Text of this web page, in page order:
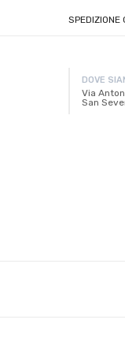
SPEDIZIONE
DOVE
Via
San